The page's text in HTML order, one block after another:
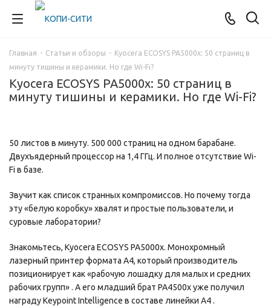
Главная - Статьи и обзоры - Kyocera ECOSYS PA5000x: 50 страниц в
минуту тишины и керамики. Но где Wi-Fi?
Kyocera ECOSYS PA5000x: 50 страниц в
минуту тишины и керамики. Но где Wi-Fi?
50 листов в минуту. 500 000 страниц на одном барабане.
Двухъядерный процессор на 1,4 ГГц. И полное отсутствие Wi-
Fi в базе.
Звучит как список странных компромиссов. Но почему тогда
эту «белую коробку» хвалят и простые пользователи, и
суровые лаборатории?
Знакомьтесь, Kyocera ECOSYS PA5000x. Монохромный
лазерный принтер формата А4, который производитель
позиционирует как «рабочую лошадку для малых и средних
рабочих групп» . А его младший брат PA4500x уже получил
награду Keypoint Intelligence в составе линейки А4 .